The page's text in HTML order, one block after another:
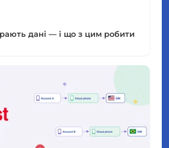
дані — і що з цим робити